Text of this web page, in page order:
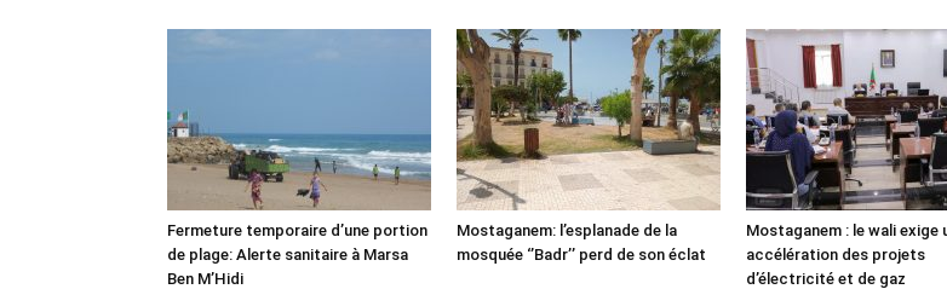
Fermeture temporaire d’une portion
de plage: Alerte sanitaire à Marsa
Ben M’Hidi
Mostaganem: l’esplanade de la
mosquée ‘’Badr’’ perd de son éclat
Mostaganem : le wali exige
accélération des projets
d’électricité et de gaz